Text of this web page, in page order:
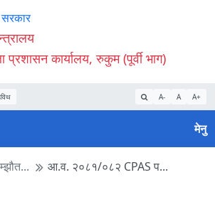
प्रशासन कार्यालय, रुकुम (पूर्वी भाग)
A- A A+
मेनु
आ.व. २०८१/०८२ CPAS प...